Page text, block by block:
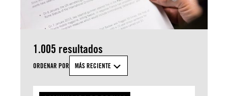
1.005 resultados
ORDENAR POR MÁS RECIENTE